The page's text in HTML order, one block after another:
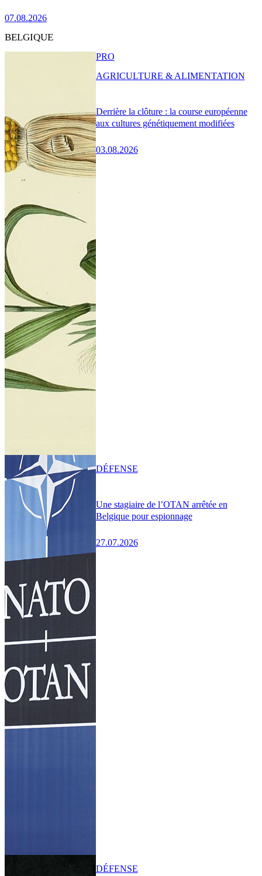
07.08.2026
BELGIQUE
Derrière la clôture : la course européenne
aux cultures génétiquement modifiées
03.08.2026
PRO
AGRICULTURE & ALIMENTATION
Une stagiaire de l’OTAN arrêtée en
Belgique pour espionnage
27.07.2026
DÉFENSE
DÉFENSE